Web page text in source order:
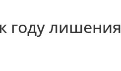
году лишения